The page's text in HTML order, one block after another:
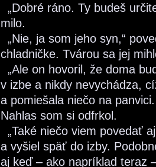
„Dobré ráno. Ty budeš
milo.
„Nie, ja som jeho syn,“
chladničke. Tvárou sa jej
„Ale on hovoril, že doma
v izbe a nikdy nevychádza,
a pomiešala niečo na panvici.
Nahlas som si odfrkol.
„Také niečo viem povedať
a vyšiel späť do izby.
aj keď – ako napríklad teraz